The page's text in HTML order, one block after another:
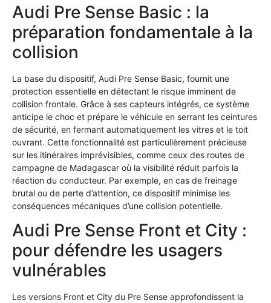
Audi Pre Sense Basic : la
préparation fondamentale à la
collision
La base du dispositif, Audi Pre Sense Basic, fournit une
protection essentielle en détectant le risque imminent de
collision frontale. Grâce à ses capteurs intégrés, ce système
anticipe le choc et prépare le véhicule en serrant les ceintures
de sécurité, en fermant automatiquement les vitres et le toit
ouvrant. Cette fonctionnalité est particulièrement précieuse
sur les itinéraires imprévisibles, comme ceux des routes de
campagne de Madagascar où la visibilité réduit parfois la
réaction du conducteur. Par exemple, en cas de freinage
brutal ou de perte d’attention, ce dispositif minimise les
conséquences mécaniques d’une collision potentielle.
Audi Pre Sense Front et City :
pour défendre les usagers
vulnérables
Les versions Front et City du Pre Sense approfondissent la